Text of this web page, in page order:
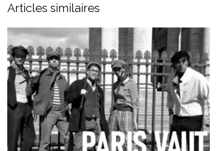
Articles similaires